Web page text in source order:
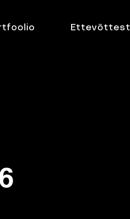
Ettevõttest